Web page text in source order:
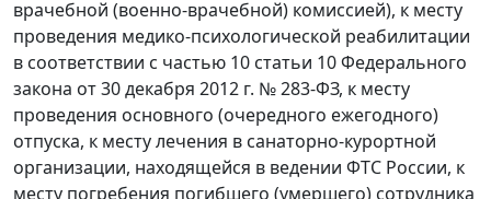
врачебной (военно-врачебной) комиссией), к месту
проведения медико-психологической реабилитации
в соответствии с частью 10 статьи 10 Федерального
закона от 30 декабря 2012 г. № 283-ФЗ, к месту
проведения основного (очередного ежегодного)
отпуска, к месту лечения в санаторно-курортной
организации, находящейся в ведении ФТС России, к
месту погребения погибшего (умершего) сотрудника